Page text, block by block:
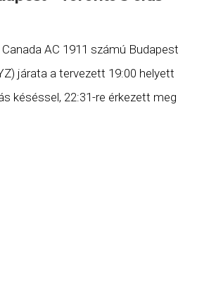
AC 1911 számú Budapest
járata a tervezett 19:00 helyett
késéssel, 22:31-re érkezett meg